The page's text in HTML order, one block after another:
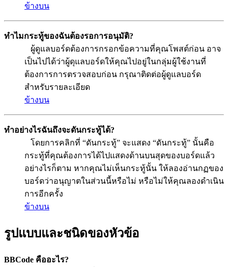
ข้างบน
ทำไมกระทู้ของฉันต้องรอการอนุมัติ?
ผู้ดูแลบอร์ดต้องการกรอกข้อความที่คุณโพสต์ก่อน อาจ
เป็นไปได้ว่าผู้ดุแลบอร์ดให้คุณไปอยู่ในกลุ่มผู้ใช้งานที่
ต้องการการตรวจสอบก่อน กรุณาติดต่อผู้ดูแลบอร์ด
สำหรับรายละเอียด
ข้างบน
ทำอย่างไรฉันถึงจะดันกระทู้ได้?
โดยการคลิกที่ “ดันกระทู้” จะแสดง “ดันกระทู้” นั้นคือ
กระทู้ที่คุณต้องการได้ไปแสดงด้านบนสุดของบอร์ดแล้ว
อย่างไรก็ตาม หากคุณไม่เห็นกระทู้นั้น ให้ลองอ่านกฏของ
บอร์ดว่าอนุญาตในส่วนนี้หรือไม่ หรือไม่ให้คุณลองดำเนิน
การอีกครั้ง
ข้างบน
รูปแบบและชนิดของหัวข้อ
BBCode คืออะไร?